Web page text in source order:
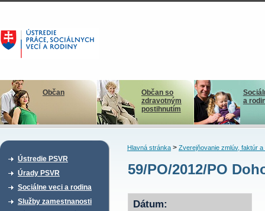
Občan
Občan so
zdravotným
postihnutím
a
Ústredie PSVR
Úrady PSVR
Sociálne veci a rodina
Služby zamestnanosti
Hlavná stránka> Zverejňovanie zmlúv, faktúr a
59/PO/2012/PO
Dátum: